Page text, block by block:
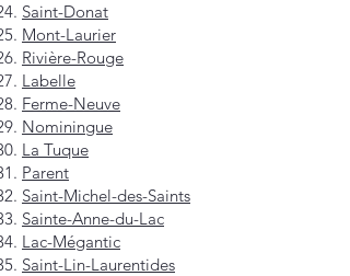
Saint-Donat
Mont-Laurier
Rivière-Rouge
Labelle
Ferme-Neuve
Nominingue
La Tuque
Parent
Saint-Michel-des-Saints
Sainte-Anne-du-Lac
Lac-Mégantic
Saint-Lin-Laurentides